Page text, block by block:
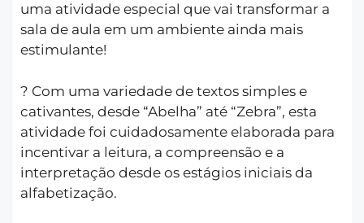
uma atividade especial que vai transformar a
sala de aula em um ambiente ainda mais
estimulante!
? Com uma variedade de textos simples e
cativantes, desde “Abelha” até “Zebra”, esta
atividade foi cuidadosamente elaborada para
incentivar a leitura, a compreensão e a
interpretação desde os estágios iniciais da
alfabetização.